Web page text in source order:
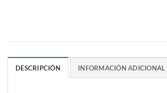
DESCRIPCIÓN INFORMACIÓN ADICIONAL